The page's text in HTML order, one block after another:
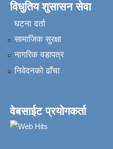
विधुतिय शुसासन सेवा
घटना दर्ता
सामाजिक सुरक्षा
नागरिक वडापत्र
निवेदनकाे ढाँचा
वेबसाईट प्रयोगकर्ता